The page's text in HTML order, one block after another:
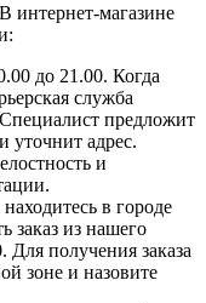
интернет-магазине
до 21.00. Когда
служба
предложит
уточнит адрес.
и
в городе
заказ из нашего
Для получения заказа
зоне и назовите